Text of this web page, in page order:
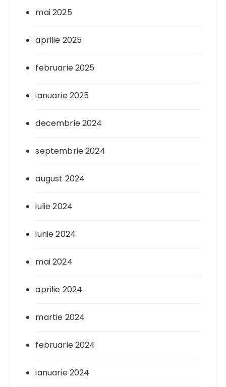
mai 2025
aprilie 2025
februarie 2025
ianuarie 2025
decembrie 2024
septembrie 2024
august 2024
iulie 2024
iunie 2024
mai 2024
aprilie 2024
martie 2024
februarie 2024
ianuarie 2024